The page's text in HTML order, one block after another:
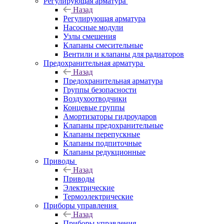
Назад
Регулирующая арматура
Насосные модули
Узлы смешения
Клапаны смесительные
Вентили и клапаны для радиаторов
Предохранительная арматура
Назад
Предохранительная арматура
Группы безопасности
Воздухоотводчики
Концевые группы
Амортизаторы гидроударов
Клапаны предохранительные
Клапаны перепускные
Клапаны подпиточные
Клапаны редукционные
Приводы
Назад
Приводы
Электрические
Термоэлектрические
Приборы управления
Назад